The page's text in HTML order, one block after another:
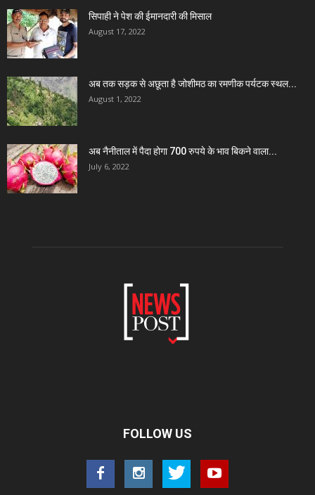
सिपाही ने पेश की ईमानदारी की मिसाल
August 17, 2022
अब तक सड़क से अछूता है जोशीमठ का रमणीक पर्यटक स्थल...
August 1, 2022
अब नैनीताल में पैदा होगा 700 रुपये के भाव बिकने वाला...
July 6, 2022
FOLLOW US